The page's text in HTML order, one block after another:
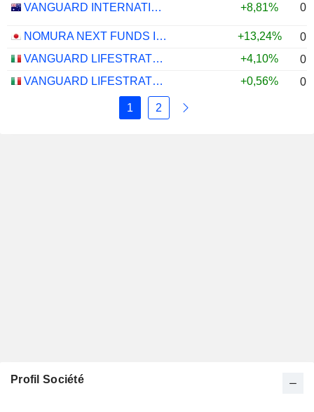
VANGUARD INTERNATIONAL EQUITY INDEX FUNDS - VANGUARD FTSE ALL-WORLD EX-US ETF +8,81%
NOMURA NEXT FUNDS INTERNATIONAL EQUITY MSCI-KOKUSAI (UNHEDGED) ETF - JPY +13,24%
VANGUARD LIFESTRATEGY 40% EQUITY UCITS ETF - DISTRIBUTING - EUR
+4,10%
VANGUARD LIFESTRATEGY 20% EQUITY UCITS ETF - DISTRIBUTING - EUR
+0,56%
1 2
Profil Société